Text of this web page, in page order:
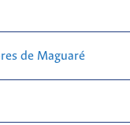
de Maguaré